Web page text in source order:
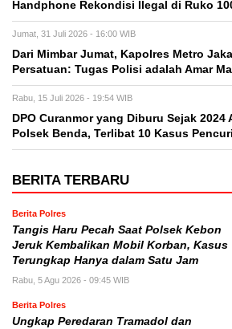
Handphone Rekondisi Ilegal di Ruko
Jumat, 31 Juli 2026 - 16:00 WIB
Dari Mimbar Jumat, Kapolres Metro
Persatuan: Tugas Polisi adalah Amar
Rabu, 15 Juli 2026 - 19:54 WIB
DPO Curanmor yang Diburu Sejak
Polsek Benda, Terlibat 10 Kasus
BERITA TERBARU
Berita Polres
Tangis Haru Pecah Saat Polsek Kebon
Jeruk Kembalikan Mobil Korban, Kasus
Terungkap Hanya dalam Satu Jam
Rabu, 5 Agu 2026 - 09:45 WIB
Berita Polres
Ungkap Peredaran Tramadol dan